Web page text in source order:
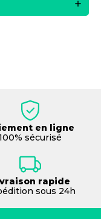
en ligne
sécurisé
rapide
sous 24h